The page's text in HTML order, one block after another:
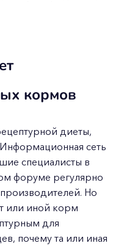
кормов
диеты,
сеть
специалисты в
форуме регулярно
Но
или иной корм
для
почему та или иная